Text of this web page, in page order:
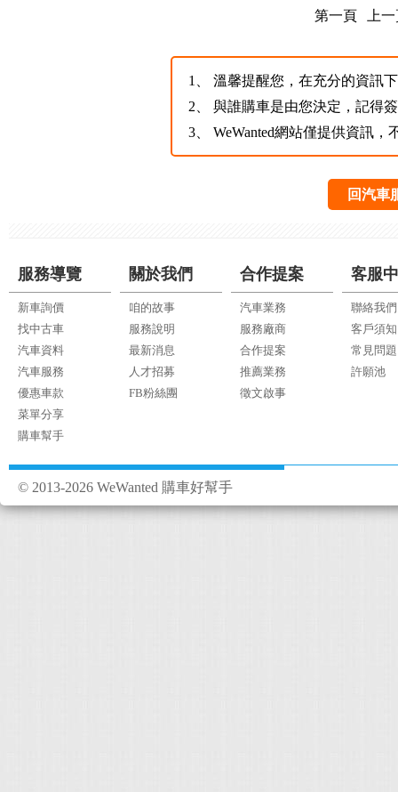
第一頁 上
1、
溫馨提醒您，在充分的資訊
2、
與誰購車是由您決定，記得
3、
WeWanted網站僅提供資訊
回汽車
服務導覽
新車詢價
找中古車
汽車資料
汽車服務
優惠車款
菜單分享
購車幫手
關於我們
咱的故事
服務說明
最新消息
人才招募
FB粉絲團
合作提案
汽車業務
服務廠商
合作提案
推薦業務
徵文啟事
客服
聯絡我們
客戶須知
常見問題
許願池
© 2013-2026 WeWanted 購車好幫手